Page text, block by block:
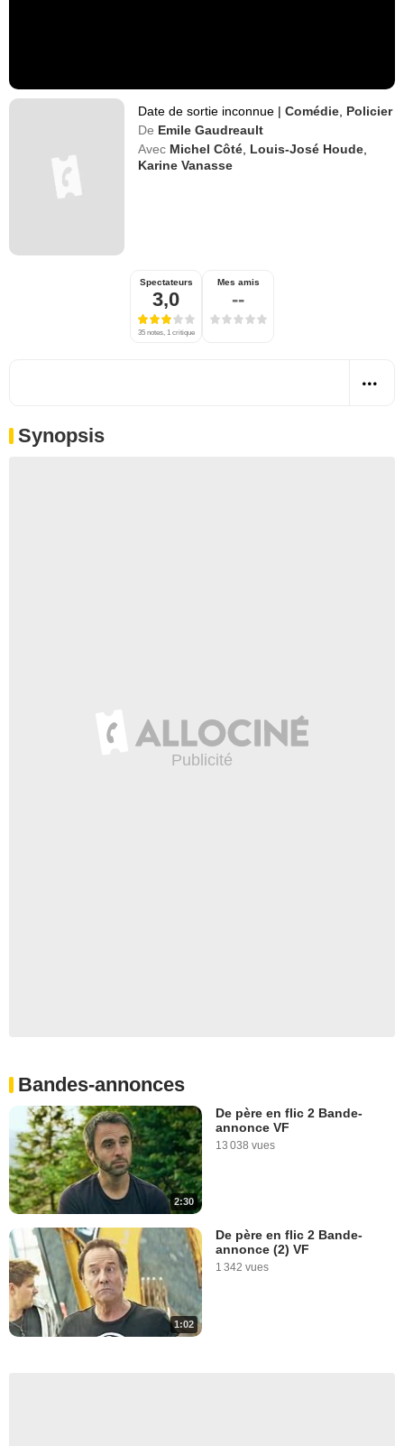
Date de sortie inconnue | Comédie Policier
De Emile Gaudreault
Avec Michel Côté Louis-José Houde
Karine Vanasse
Spectateurs
3,0
35 notes, 1 critique
Mes amis
--
Synopsis
Bandes-annonces
2:30
De père en flic 2 Bande-
annonce VF
13 038 vues
1:02
De père en flic 2 Bande-
annonce (2) VF
1 342 vues